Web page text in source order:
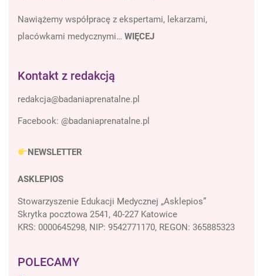
Nawiążemy współpracę z ekspertami, lekarzami,
placówkami medycznymi… WIĘCEJ
Kontakt z redakcją
Facebook: @badaniaprenatalne.pl
NEWSLETTER
ASKLEPIOS
Stowarzyszenie Edukacji Medycznej „Asklepios”
Skrytka pocztowa 2541, 40-227 Katowice
KRS: 0000645298, NIP: 9542771170, REGON: 365885323
POLECAMY